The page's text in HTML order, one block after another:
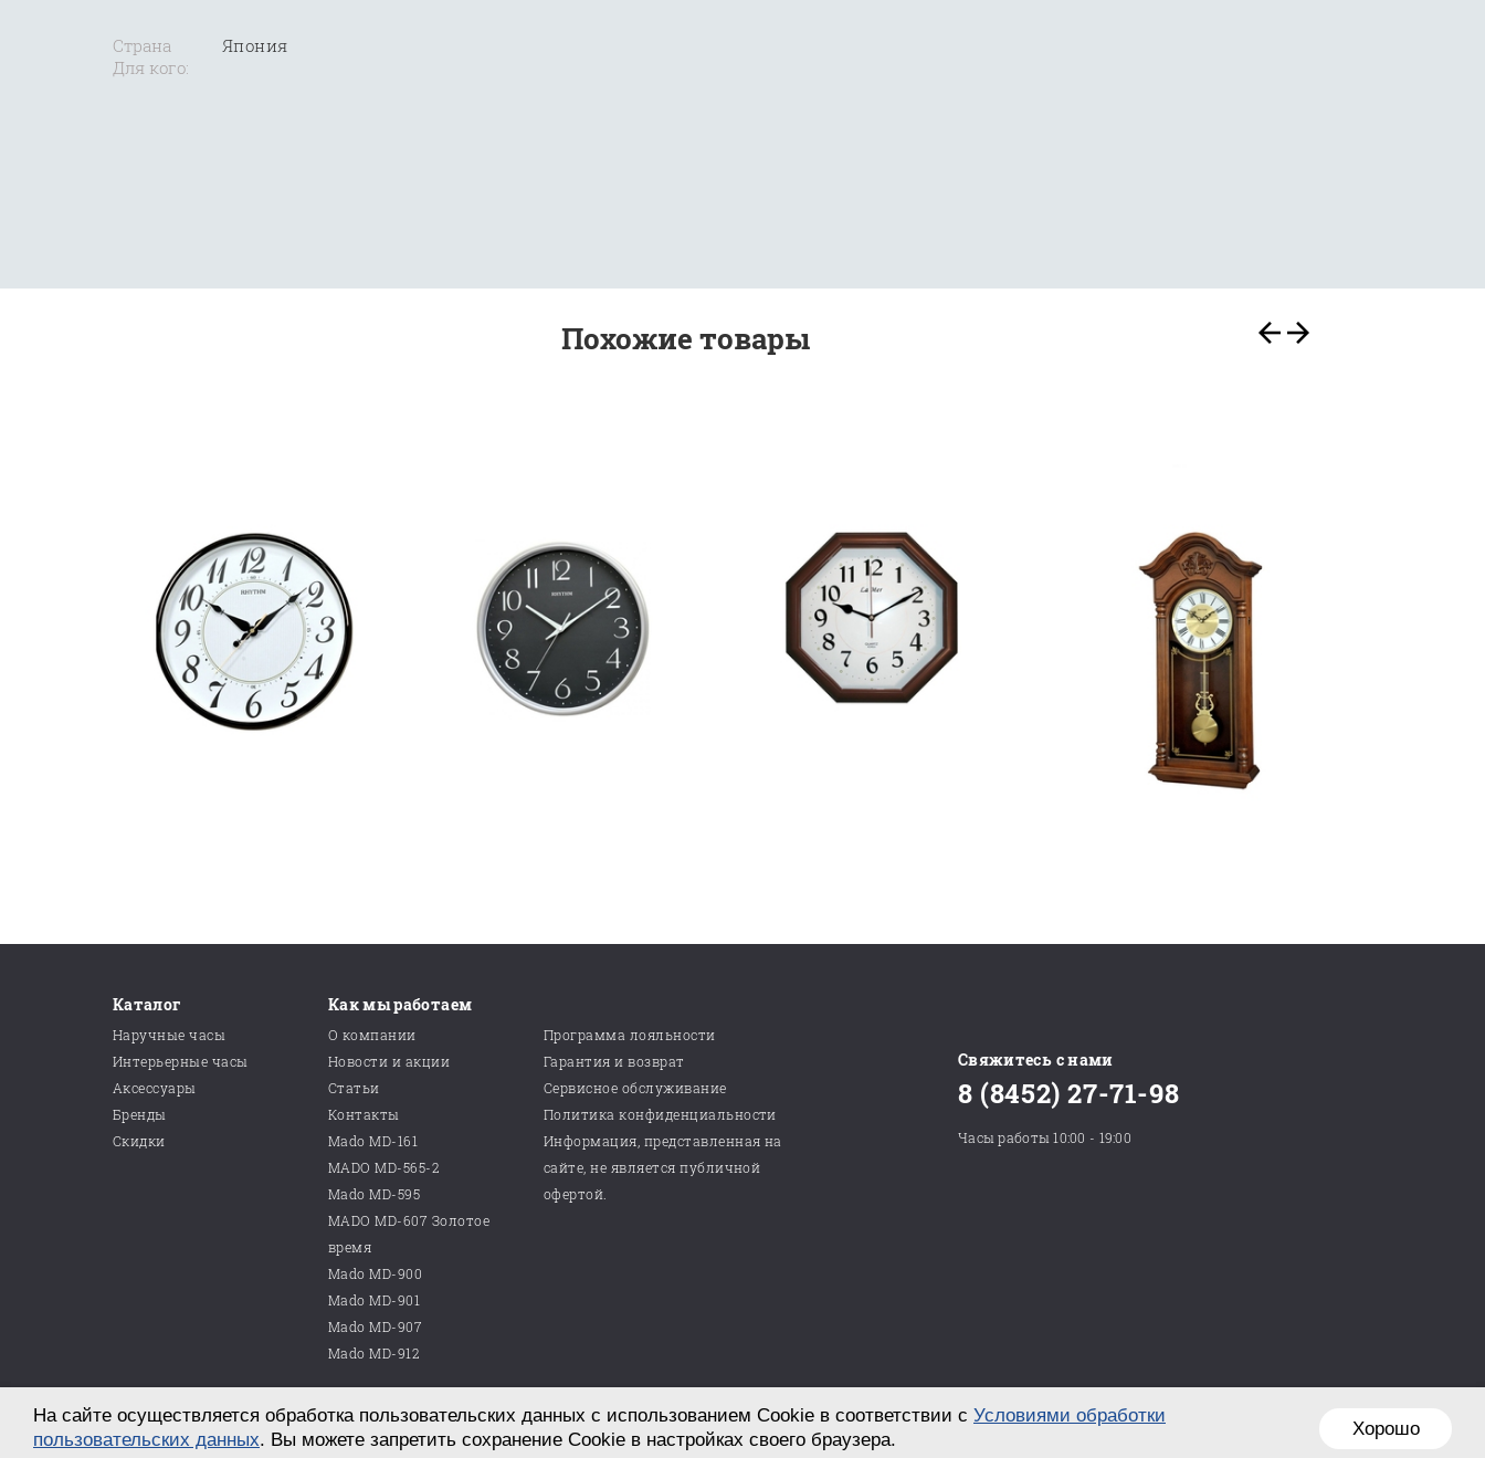
Страна
Для кого:
Япония
Похожие товары
Каталог
Наручные часы
Интерьерные часы
Аксессуары
Бренды
Скидки
Как мы работаем
О компании
Новости и акции
Статьи
Контакты
Mado MD-161
MADO MD-565-2
Mado MD-595
MADO MD-607 Золотое
время
Mado MD-900
Mado MD-901
Mado MD-907
Mado MD-912
Программа лояльности
Гарантия и возврат
Сервисное обслуживание
Политика конфиденциальности
Информация, представленная на
сайте, не является публичной
офертой.
Свяжитесь с нами
8 (8452) 27-71-98
Часы работы 10:00 - 19:00
© 2026 ООО «Магазин часов №10»
г. Саратов, пр. им. Петра Столыпина, д. 25
Разработка сайта в студии «СТРОИМ САЙТ!» Хорошо
На сайте осуществляется обработка пользовательских данных с использованием Cookie в соответствии с Условиями обработки
пользовательских данных. Вы можете запретить сохранение Cookie в настройках своего браузера.